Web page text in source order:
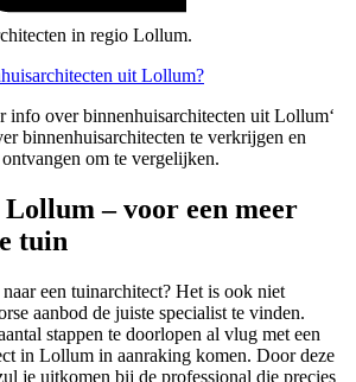
in regio Lollum.
uit Lollum?
info over binnenhuisarchitecten uit Lollum‘
binnenhuisarchitecten te verkrijgen en
om te vergelijken.
– voor een meer
tuin
een tuinarchitect? Het is ook niet
aanbod de juiste specialist te vinden.
stappen te doorlopen al vlug met een
in Lollum in aanraking komen. Door deze
je uitkomen bij de professional die precies